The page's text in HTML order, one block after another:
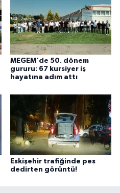
MEGEM'de 50. dönem
gururu: 67 kursiyer iş
hayatına adım attı
Eskişehir trafiğinde pes
dedirten görüntü!